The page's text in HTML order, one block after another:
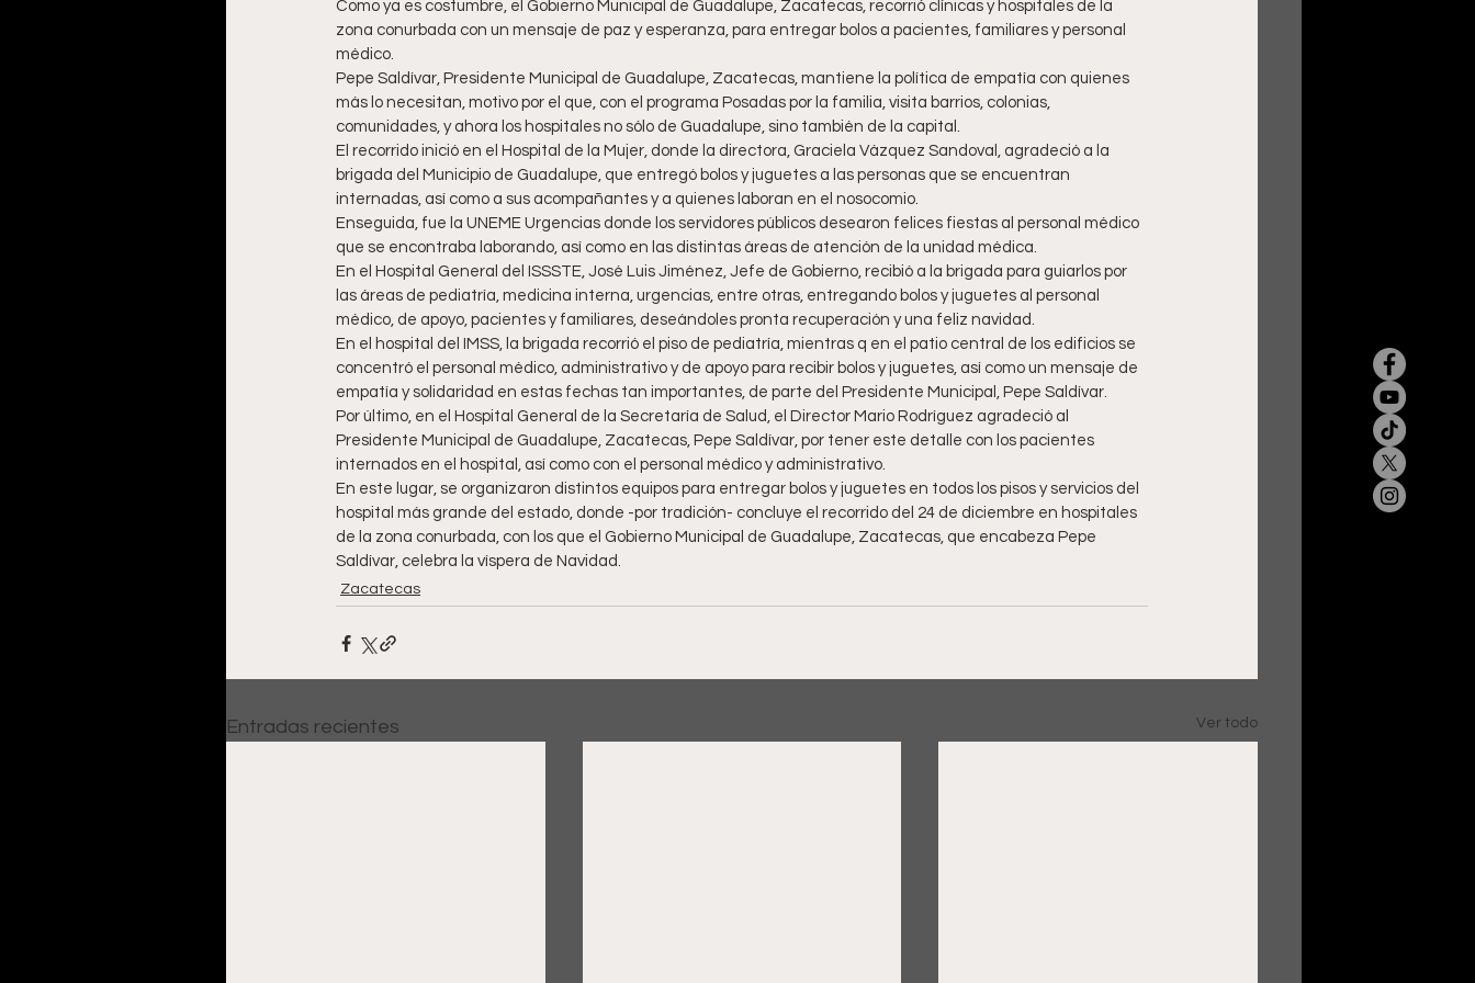
Como ya es costumbre, el Gobierno Municipal de Guadalupe, Zacatecas, recorrió clínicas y hospitales de la
zona conurbada con un mensaje de paz y esperanza, para entregar bolos a pacientes, familiares y personal
médico.
Pepe Saldívar, Presidente Municipal de Guadalupe, Zacatecas, mantiene la política de empatía con quienes
más lo necesitan, motivo por el que, con el programa Posadas por la familia, visita barrios, colonias,
comunidades, y ahora los hospitales no sólo de Guadalupe, sino también de la capital.
El recorrido inició en el Hospital de la Mujer, donde la directora, Graciela Vázquez Sandoval, agradeció a la
brigada del Municipio de Guadalupe, que entregó bolos y juguetes a las personas que se encuentran
internadas, así como a sus acompañantes y a quienes laboran en el nosocomio.
Enseguida, fue la UNEME Urgencias donde los servidores públicos desearon felices fiestas al personal médico
que se encontraba laborando, así como en las distintas áreas de atención de la unidad médica.
En el Hospital General del ISSSTE, José Luis Jiménez, Jefe de Gobierno, recibió a la brigada para guiarlos por
las áreas de pediatría, medicina interna, urgencias, entre otras, entregando bolos y juguetes al personal
médico, de apoyo, pacientes y familiares, deseándoles pronta recuperación y una feliz navidad.
En el hospital del IMSS, la brigada recorrió el piso de pediatría, mientras q en el patio central de los edificios se
concentró el personal médico, administrativo y de apoyo para recibir bolos y juguetes, así como un mensaje de
empatía y solidaridad en estas fechas tan importantes, de parte del Presidente Municipal, Pepe Saldívar.
Por último, en el Hospital General de la Secretaría de Salud, el Director Mario Rodríguez agradeció al
Presidente Municipal de Guadalupe, Zacatecas, Pepe Saldívar, por tener este detalle con los pacientes
internados en el hospital, así como con el personal médico y administrativo.
En este lugar, se organizaron distintos equipos para entregar bolos y juguetes en todos los pisos y servicios del
hospital más grande del estado, donde -por tradición- concluye el recorrido del 24 de diciembre en hospitales
de la zona conurbada, con los que el Gobierno Municipal de Guadalupe, Zacatecas, que encabeza Pepe
Saldívar, celebra la víspera de Navidad.
Zacatecas
Entradas recientes Ver todo